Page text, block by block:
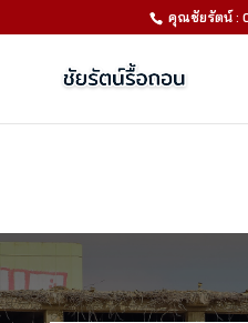
คุณชัยรัตน์ :